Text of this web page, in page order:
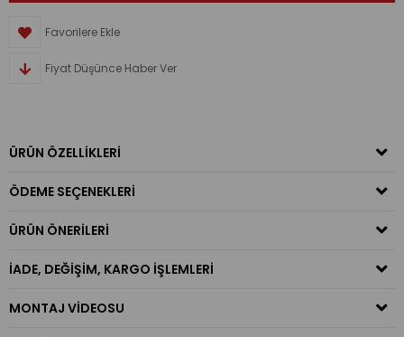
Favorilere Ekle
Fiyat Düşünce Haber Ver
ÜRÜN ÖZELLIKLERI
ÖDEME SEÇENEKLERI
ÜRÜN ÖNERILERI
İADE, DEĞIŞIM, KARGO İŞLEMLERI
MONTAJ VIDEOSU